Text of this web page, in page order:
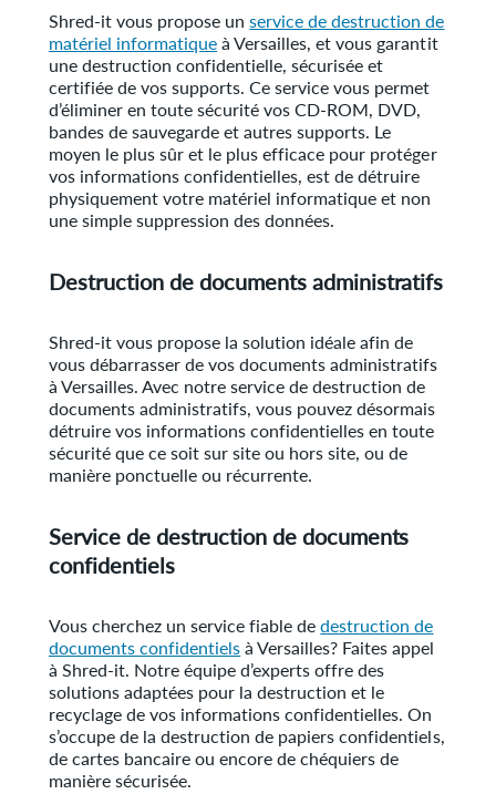
Shred-it vous propose unservice de destruction de
matériel informatiqueà Versailles, et vous garantit
une destruction confidentielle, sécurisée et
certifiée de vos supports. Ce service vous permet
d’éliminer en toute sécurité vos CD-ROM, DVD,
bandes de sauvegarde et autres supports. Le
moyen le plus sûr et le plus efficace pour protéger
vos informations confidentielles, est de détruire
physiquement votre matériel informatique et non
une simple suppression des données.
Destruction de documents administratifs
Shred-it vous propose la solution idéale afin de
vous débarrasser de vos documents administratifs
à Versailles. Avec notre service de destruction de
documents administratifs, vous pouvez désormais
détruire vos informations confidentielles en toute
sécurité que ce soit sur site ou hors site, ou de
manière ponctuelle ou récurrente.
Service de destruction de documents
confidentiels
Vous cherchez un service fiable dedestruction de
documents confidentielsà Versailles? Faites appel
à Shred-it. Notre équipe d’experts offre des
solutions adaptées pour la destruction et le
recyclage de vos informations confidentielles. On
s’occupe de la destruction de papiers confidentiels,
de cartes bancaire ou encore de chéquiers de
manière sécurisée.